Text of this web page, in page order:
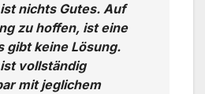
nichts Gutes. Auf
zu hoffen, ist eine
gibt keine Lösung.
vollständig
mit jeglichem